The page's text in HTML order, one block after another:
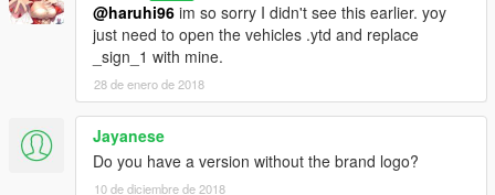
@haruhi96 im so sorry I didn't see this earlier. yoy
just need to open the vehicles .ytd and replace
_sign_1 with mine.
28 de enero de 2018
Jayanese
Do you have a version without the brand logo?
10 de diciembre de 2018